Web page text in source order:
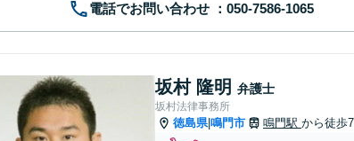
電話でお問い合わせ
坂村 隆明 弁護士
坂村法律事務所
徳島県|鳴門市 鳴門駅 から徒歩